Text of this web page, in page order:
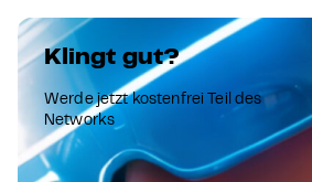
Klingt gut?
Werde jetzt kostenfrei Teil des
Networks